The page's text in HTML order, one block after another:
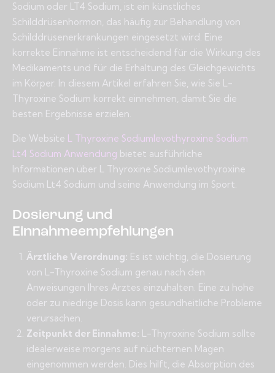
Sodium oder LT4 Sodium, ist ein künstliches
Schilddrüsenhormon, das häufig zur Behandlung von
Schilddrüsenerkrankungen eingesetzt wird. Eine
korrekte Einnahme ist entscheidend für die Wirkung des
Medikaments und für die Erhaltung des Gleichgewichts
im Körper. In diesem Artikel erfahren Sie, wie Sie L-
Thyroxine Sodium korrekt einnehmen, damit Sie die
besten Ergebnisse erzielen.
Die Website L Thyroxine Sodiumlevothyroxine Sodium
Lt4 Sodium Anwendung bietet ausführliche
Informationen über L Thyroxine Sodiumlevothyroxine
Sodium Lt4 Sodium und seine Anwendung im Sport.
Dosierung und
Einnahmeempfehlungen
Ärztliche Verordnung: Es ist wichtig, die Dosierung
von L-Thyroxine Sodium genau nach den
Anweisungen Ihres Arztes einzuhalten. Eine zu hohe
oder zu niedrige Dosis kann gesundheitliche Probleme
verursachen.
Zeitpunkt der Einnahme: L-Thyroxine Sodium sollte
idealerweise morgens auf nüchternen Magen
eingenommen werden. Dies hilft, die Absorption des